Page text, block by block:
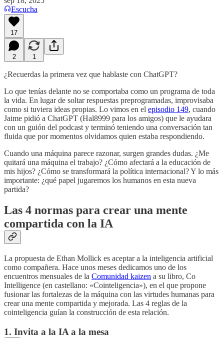
Escucha
17
2 1
¿Recuerdas la primera vez que hablaste con ChatGPT?
Lo que tenías delante no se comportaba como un programa de toda
la vida. En lugar de soltar respuestas preprogramadas, improvisaba
como si tuviera ideas propias. Lo vimos en el episodio 149, cuando
Jaime pidió a ChatGPT (Hal8999 para los amigos) que le ayudara
con un guión del podcast y terminó teniendo una conversación tan
fluida que por momentos olvidamos quien estaba respondiendo.
Cuando una máquina parece razonar, surgen grandes dudas. ¿Me
quitará una máquina el trabajo? ¿Cómo afectará a la educación de
mis hijos? ¿Cómo se transformará la política internacional? Y lo más
importante: ¿qué papel jugaremos los humanos en esta nueva
partida?
Las 4 normas para crear una mente
compartida con la IA
La propuesta de Ethan Mollick es aceptar a la inteligencia artificial
como compañera. Hace unos meses dedicamos uno de los
encuentros mensuales de la Comunidad kaizen a su libro, Co
Intelligence (en castellano: «Cointeligencia»), en el que propone
fusionar las fortalezas de la máquina con las virtudes humanas para
crear una mente compartida y mejorada. Las 4 reglas de la
cointeligencia guían la construcción de esta relación.
1. Invita a la IA a la mesa